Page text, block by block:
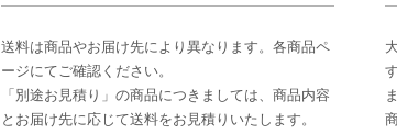
送料は商品やお届け先により異なります。各商品ペ
ージにてご確認ください。
「別途お見積り」の商品につきましては、商品内容
とお届け先に応じて送料をお見積りいたします。